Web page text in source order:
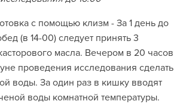
с помощью клизм - За 1 день до
(в 14-00) следует принять 3
масла. Вечером в 20 часов
проведения исследования сделать
воды. За один раз в кишку вводят
воды комнатной температуры.